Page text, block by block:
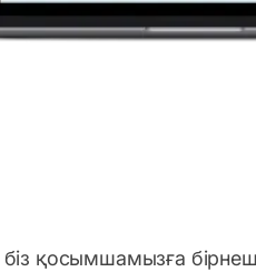
қосымшамызға